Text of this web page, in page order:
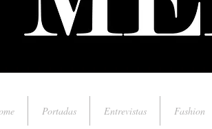
Portadas Entrevistas Fashion